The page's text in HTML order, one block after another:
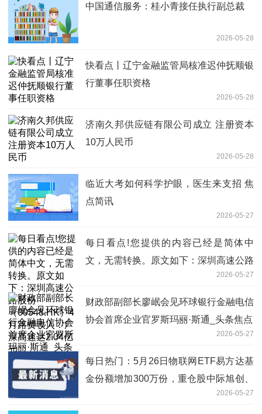
中国通信服务：桂小青接任执行副总裁
2026-05-28
快看点丨辽宁金融监管局核准迟仲抚顺银
行董事任职资格
2026-05-28
济南久邦供应链有限公司成立 注册资本
10万人民币
2026-05-28
临近大考如何科学护眼，医生来支招 焦
点简讯
2026-05-27
每日看点!您提供的内容已经是简体中
文，无需转换。原文如下：深圳高速公路
股份（00548.HK）4月路费收入：广深
高速达2.04亿元
2026-05-27
财政部副部长廖岷会见环球银行金融电信
协会首席企业官罗斯玛丽·斯通_头条焦点
2026-05-27
每日热门：5月26日物联网ETF易方达基
金份额增加300万份，重仓股中际旭创、
2026-05-27